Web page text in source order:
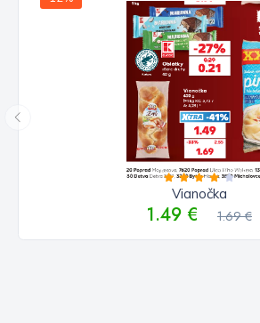
Vianočka
1.49 € 1.69 €